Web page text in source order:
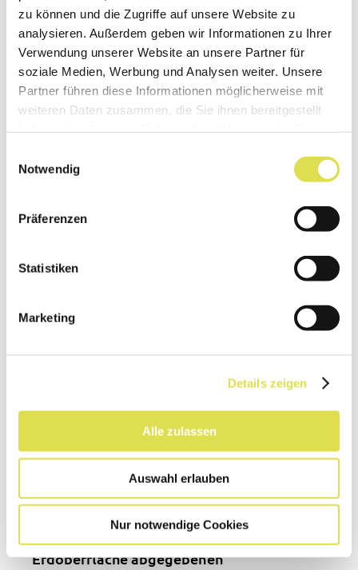
zu können und die Zugriffe auf unsere Website zu
analysieren. Außerdem geben wir Informationen zu Ihrer
Verwendung unserer Website an unsere Partner für
soziale Medien, Werbung und Analysen weiter. Unsere
Partner führen diese Informationen möglicherweise mit
weiteren Daten zusammen, die Sie ihnen bereitgestellt
Notwendig
Präferenzen
Statistiken
Marketing
Details zeigen
Alle zulassen
Auswahl erlauben
Nur notwendige Cookies
bestimmter Gene erhöht oder erniedrigt.
Transkriptom
Zeitpunkt in einer Zelle vorliegenden
Translation
Herstellung von Proteinen anhand einer
RNA-Vorlage in den Zellen lebender
Treibhausgas
Gas, das an der Erwärmung der Erde
beteiligt ist, indem es einen Teil der von der
Erdoberfläche abgegebenen